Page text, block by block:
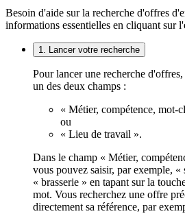
Besoin d'aide sur la recherche d'offres
informations essentielles en cliquant sur
1. Lancer votre recherche
Pour lancer une recherche
un des deux champs :
« Métier, compétence, mot-
ou
« Lieu de travail ».
Dans le champ « Métier,
vous pouvez saisir, par exemple, «
« brasserie » en tapant sur la
mot. Vous recherchez une offre
directement sa référence, par